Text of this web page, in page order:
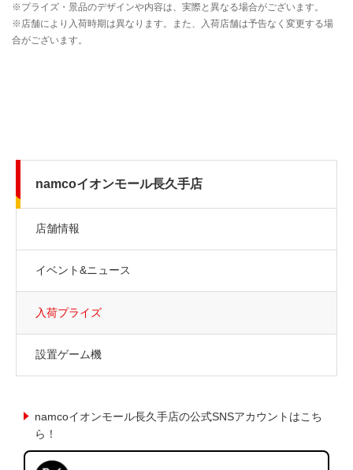
namcoイオンモール長久手店
店舗情報
イベント&ニュース
入荷プライズ
設置ゲーム機
namcoイオンモール長久手店の公式SNSアカウントはこち
ら！